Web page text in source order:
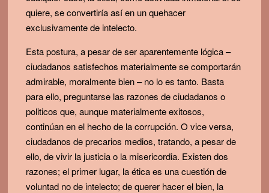
quiere, se convertiría así en un quehacer
exclusivamente de intelecto.
Esta postura, a pesar de ser aparentemente lógica –
ciudadanos satisfechos materialmente se comportarán
admirable, moralmente bien – no lo es tanto. Basta
para ello, preguntarse las razones de ciudadanos o
politicos que, aunque materialmente exitosos,
continúan en el hecho de la corrupción. O vice versa,
ciudadanos de precarios medios, tratando, a pesar de
ello, de vivir la justicia o la misericordia. Existen dos
razones; el primer lugar, la ética es una cuestión de
voluntad no de intelecto; de querer hacer el bien, la